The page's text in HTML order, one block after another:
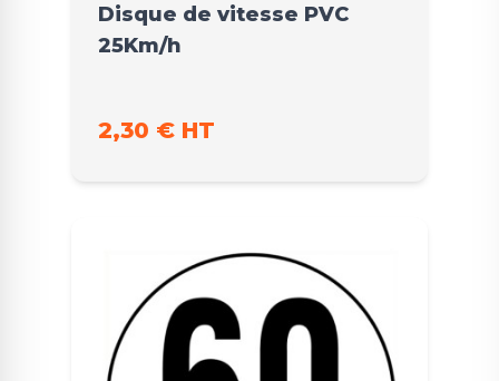
Disque de vitesse PVC
25Km/h
2,30 € HT